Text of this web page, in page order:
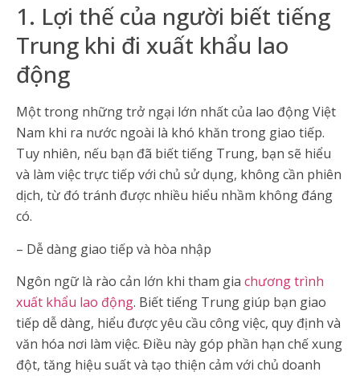
1. Lợi thế của người biết tiếng
Trung khi đi xuất khẩu lao
động
Một trong những trở ngại lớn nhất của lao động Việt
Nam khi ra nước ngoài là khó khăn trong giao tiếp.
Tuy nhiên, nếu bạn đã biết tiếng Trung, bạn sẽ hiểu
và làm việc trực tiếp với chủ sử dụng, không cần phiên
dịch, từ đó tránh được nhiều hiểu nhầm không đáng
có.
– Dễ dàng giao tiếp và hòa nhập
Ngôn ngữ là rào cản lớn khi tham gia chương trình
xuất khẩu lao động. Biết tiếng Trung giúp bạn giao
tiếp dễ dàng, hiểu được yêu cầu công việc, quy định và
văn hóa nơi làm việc. Điều này góp phần hạn chế xung
đột, tăng hiệu suất và tạo thiện cảm với chủ doanh